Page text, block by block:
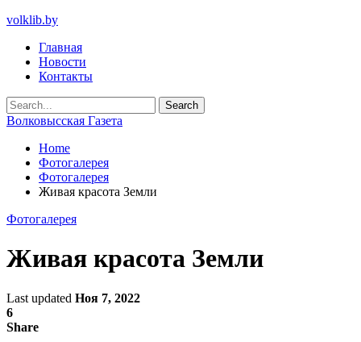
volklib.by
Главная
Новости
Контакты
Волковысская Газета
Home
Фотогалерея
Фотогалерея
Живая красота Земли
Фотогалерея
Живая красота Земли
Last updated Ноя 7, 2022
6
Share